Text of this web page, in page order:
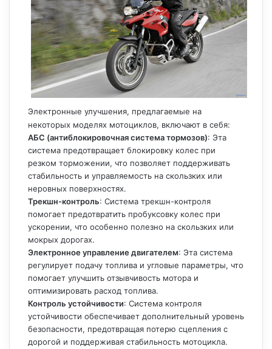
Электронные улучшения, предлагаемые на
некоторых моделях мотоциклов, включают в себя:
АБС (антиблокировочная система тормозов): Эта
система предотвращает блокировку колес при
резком торможении, что позволяет поддерживать
стабильность и управляемость на скользких или
неровных поверхностях.
Трекшн-контроль: Система трекшн-контроля
помогает предотвратить пробуксовку колес при
ускорении, что особенно полезно на скользких или
мокрых дорогах.
Электронное управление двигателем: Эта система
регулирует подачу топлива и угловые параметры, что
помогает улучшить отзывчивость мотора и
оптимизировать расход топлива.
Контроль устойчивости: Система контроля
устойчивости обеспечивает дополнительный уровень
безопасности, предотвращая потерю сцепления с
дорогой и поддерживая стабильность мотоцикла.